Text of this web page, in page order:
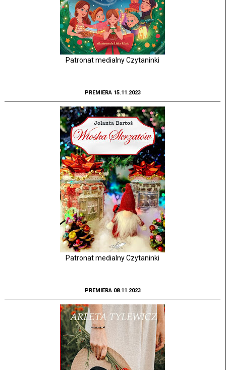
Patronat medialny Czytaninki
PREMIERA 15.11.2023
Patronat medialny Czytaninki
PREMIERA 08.11.2023